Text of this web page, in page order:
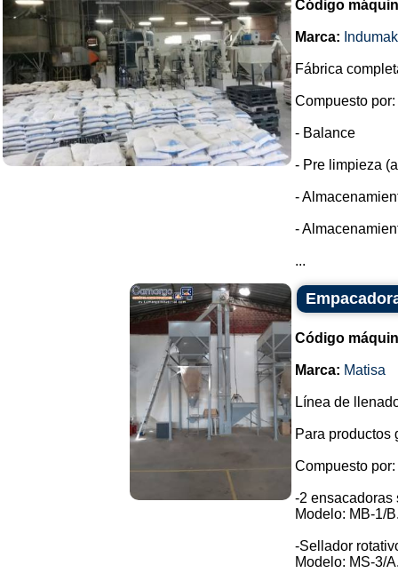
Código
Marca: Indumak
Fábrica
Compuesto por:
- Balance
- Pre limpieza
-
-
...
Código
Marca: Matisa
Línea de
Para productos
Compuesto por:
-2 ensacadoras
Modelo: MB-1/
-Sellador
Modelo: MS-3/